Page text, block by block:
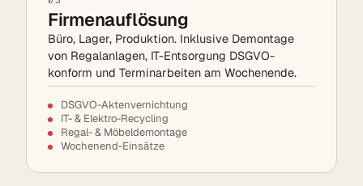
Firmenauflösung
Büro, Lager, Produktion. Inklusive Demontage
von Regalanlagen, IT-Entsorgung DSGVO-
konform und Terminarbeiten am Wochenende.
DSGVO-Aktenvernichtung
IT- & Elektro-Recycling
Regal- & Möbeldemontage
Wochenend-Einsätze